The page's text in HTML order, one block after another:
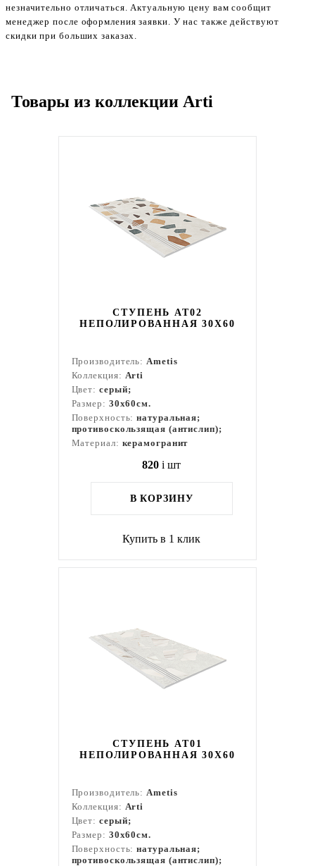
незначительно отличаться. Актуальную цену вам сообщит
менеджер после оформления заявки. У нас также действуют
скидки при больших заказах.
Товары из коллекции Arti
СТУПЕНЬ AT02
НЕПОЛИРОВАННАЯ 30X60
Производитель:Ametis
Коллекция: Arti
Цвет: серый;
Размер: 30x60см.
Поверхность:натуральная;
противоскользящая (антислип);
Материал: керамогранит
820 i шт
В КОРЗИНУ
Купить в 1 клик
СТУПЕНЬ AT01
НЕПОЛИРОВАННАЯ 30X60
Производитель:Ametis
Коллекция: Arti
Цвет: серый;
Размер: 30x60см.
Поверхность:натуральная;
противоскользящая (антислип);